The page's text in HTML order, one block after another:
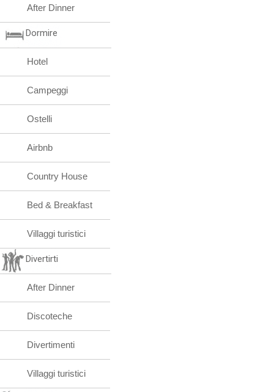
After Dinner
Dormire
Hotel
Campeggi
Ostelli
Airbnb
Country House
Bed & Breakfast
Villaggi turistici
Divertirti
After Dinner
Discoteche
Divertimenti
Villaggi turistici